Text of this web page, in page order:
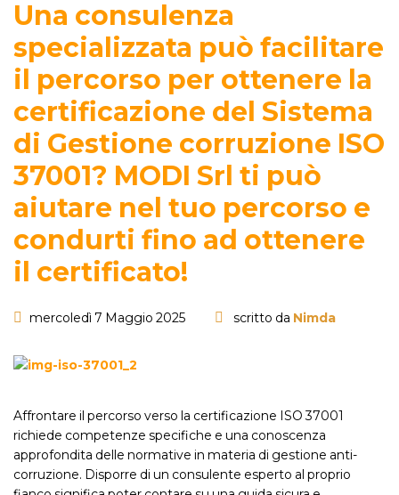
Una consulenza
specializzata può facilitare
il percorso per ottenere la
certificazione del Sistema
di Gestione corruzione ISO
37001? MODI Srl ti può
aiutare nel tuo percorso e
condurti fino ad ottenere
il certificato!
mercoledì 7 Maggio 2025 scritto da Nimda
Affrontare il percorso verso la certificazione ISO 37001
richiede competenze specifiche e una conoscenza
approfondita delle normative in materia di gestione anti-
corruzione. Disporre di un consulente esperto al proprio